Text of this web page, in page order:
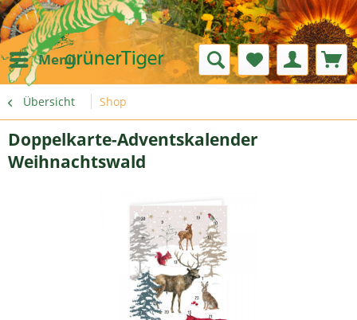
Menü
Übersicht Shop
Doppelkarte-Adventskalender
Weihnachtswald